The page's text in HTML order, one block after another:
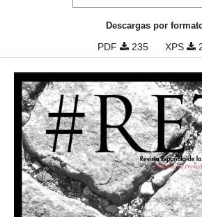
Descargas por
PDF 235 XPS